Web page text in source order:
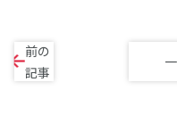
前の
記事